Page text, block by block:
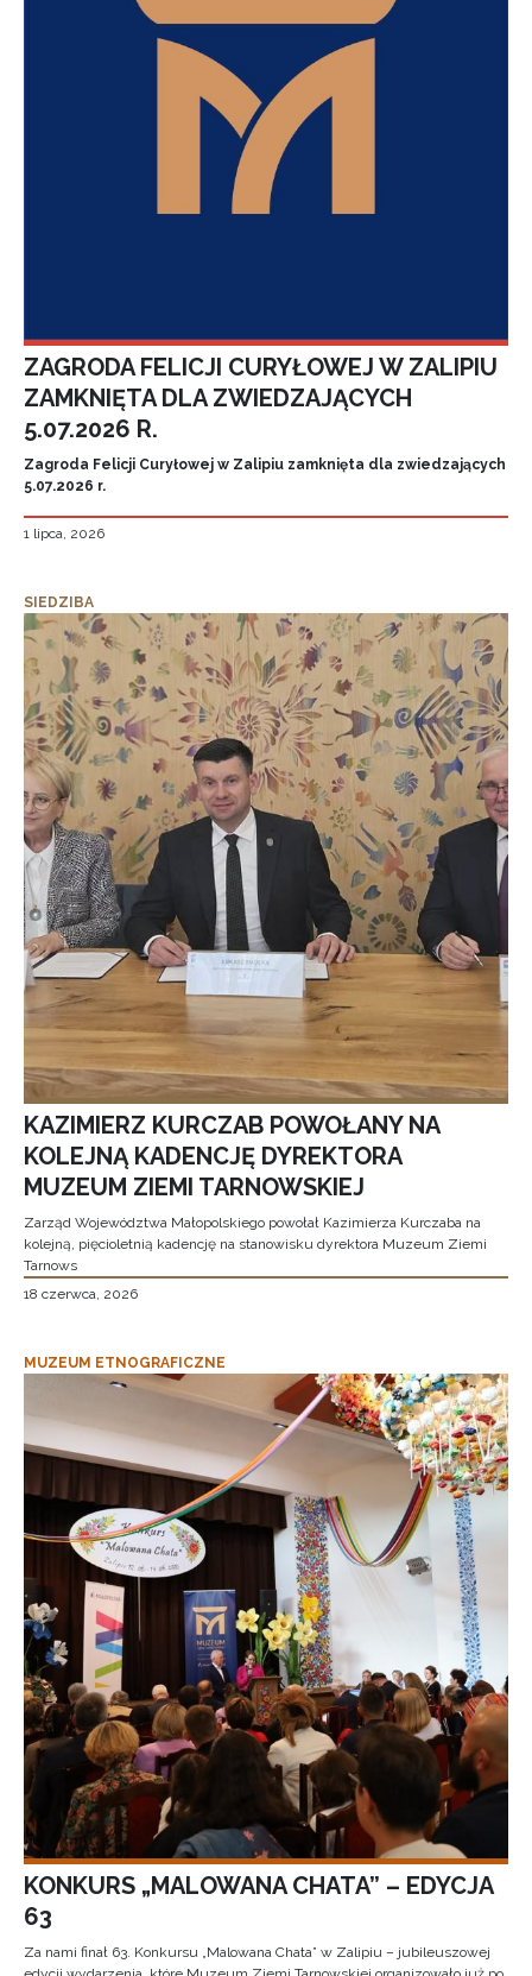
ZAGRODA FELICJI CURYŁOWEJ W ZALIPIU
ZAMKNIĘTA DLA ZWIEDZAJĄCYCH
5.07.2026 R.
Zagroda Felicji Curyłowej w Zalipiu zamknięta dla zwiedzających
5.07.2026 r.
1 lipca, 2026
SIEDZIBA
KAZIMIERZ KURCZAB POWOŁANY NA
KOLEJNĄ KADENCJĘ DYREKTORA
MUZEUM ZIEMI TARNOWSKIEJ
Zarząd Województwa Małopolskiego powołał Kazimierza Kurczaba na
kolejną, pięcioletnią kadencję na stanowisku dyrektora Muzeum Ziemi
Tarnows
18 czerwca, 2026
MUZEUM ETNOGRAFICZNE
KONKURS „MALOWANA CHATA” – EDYCJA
63
Za nami finał 63. Konkursu „Malowana Chata” w Zalipiu – jubileuszowej